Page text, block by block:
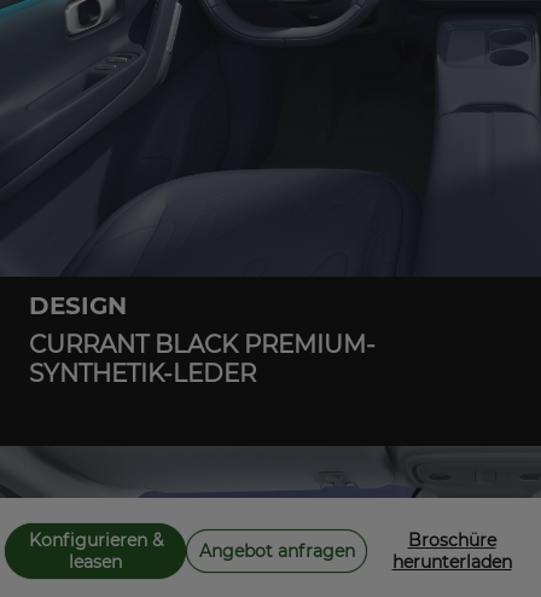
DESIGN
CURRANT BLACK PREMIUM-
SYNTHETIK-LEDER
City SUV
Konfigurieren &
leasen
Angebot anfragen
Broschüre
herunterladen